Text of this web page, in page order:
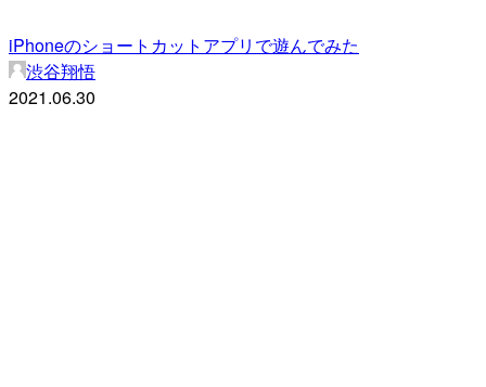
iPhoneのショートカットアプリで遊んでみた
渋谷翔悟
2021.06.30